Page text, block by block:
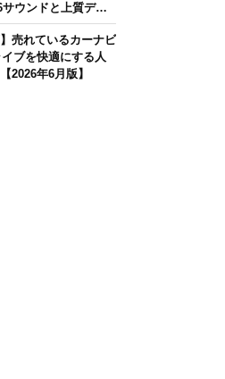
ウンドと上質デザ
】売れているカーナビ
ブを快適にする人
2026年6月版】